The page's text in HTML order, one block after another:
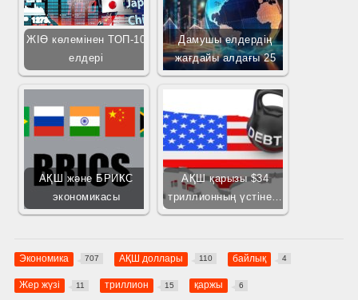
ЖІӨ көлемінен ТОП-10
елдері
Дамушы елдердің
жағдайы алдағы 25
АҚШ және БРИКС
экономикасы
АҚШ қарызы $34
триллионның үстіне…
Экономика 707 АҚШ доллары 110 байлық 4
Жер жүзі 11 триллион 15 қаржы 6